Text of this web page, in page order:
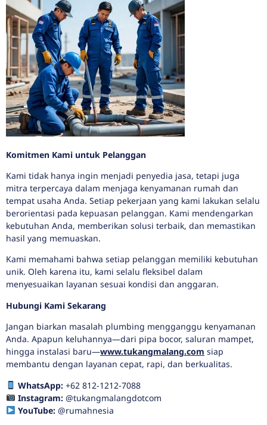
Komitmen Kami untuk Pelanggan
Kami tidak hanya ingin menjadi penyedia jasa, tetapi juga
mitra terpercaya dalam menjaga kenyamanan rumah dan
tempat usaha Anda. Setiap pekerjaan yang kami lakukan selalu
berorientasi pada kepuasan pelanggan. Kami mendengarkan
kebutuhan Anda, memberikan solusi terbaik, dan memastikan
hasil yang memuaskan.
Kami memahami bahwa setiap pelanggan memiliki kebutuhan
unik. Oleh karena itu, kami selalu fleksibel dalam
menyesuaikan layanan sesuai kondisi dan anggaran.
Hubungi Kami Sekarang
Jangan biarkan masalah plumbing mengganggu kenyamanan
Anda. Apapun keluhannya—dari pipa bocor, saluran mampet,
hingga instalasi baru—www.tukangmalang.com siap
membantu dengan layanan cepat, rapi, dan berkualitas.
WhatsApp:+62 812-1212-7088
Instagram:@tukangmalangdotcom
YouTube:@rumahnesia